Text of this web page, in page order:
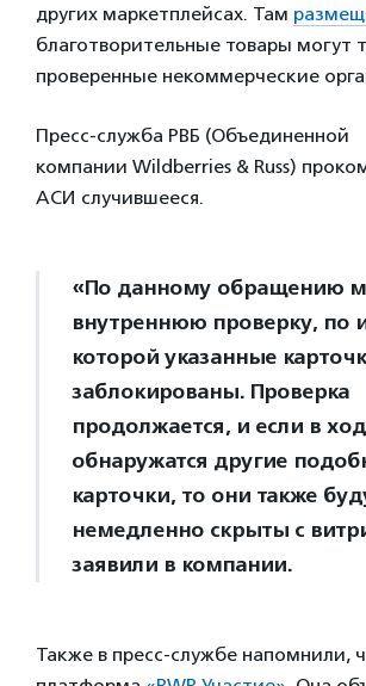
других маркетплейсах. Там
благотворительные товары могут
проверенные некоммерческие
Пресс-служба РВБ (Объединенной
компании Wildberries & Russ)
АСИ случившееся.
«По данному обращению
внутреннюю проверку, по
которой указанные
заблокированы. Проверка
продолжается, и если в
обнаружатся другие
карточки, то они также
немедленно скрыты с
заявили в компании.
Также в пресс-службе напомнили,